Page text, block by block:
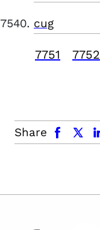
cug
7751 7752
Share
facebook x.com linkedin